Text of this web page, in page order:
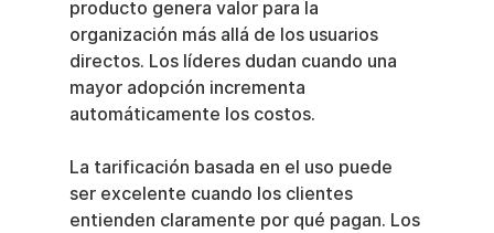
producto genera valor para la
organización más allá de los usuarios
directos. Los líderes dudan cuando una
mayor adopción incrementa
automáticamente los costos.
La tarificación basada en el uso puede
ser excelente cuando los clientes
entienden claramente por qué pagan. Los